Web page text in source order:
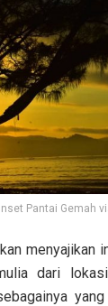
Pantai Gemah
menyajikan
dari